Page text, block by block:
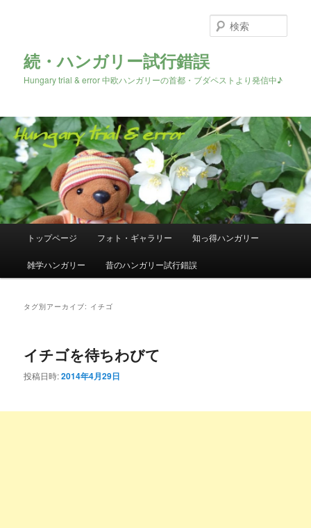
続・ハンガリー試行錯誤
Hungary trial & error 中欧ハンガリーの首都・ブダペストより発信中♪
索
メ
メ
イ
ン
サ
ブ
テ
トップページ フォト・ギャラリー 知っ得ハンガリー
雑学ハンガリー 昔のハンガリー試行錯誤
タグ別アーカイブ: イチゴ
イチゴを待ちわびて
投稿日時:2014年4月29日